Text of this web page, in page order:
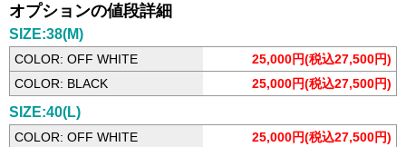
オプションの値段詳細
SIZE:38(M)
COLOR: OFF WHITE
25,000円(税込27,500円)
COLOR: BLACK
25,000円(税込27,500円)
SIZE:40(L)
COLOR: OFF WHITE
25,000円(税込27,500円)